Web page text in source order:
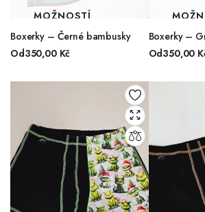
MOŽNOSTÍ
Boxerky – Černé bambusky
Od350,00 Kč
Boxerky –
Od350,00